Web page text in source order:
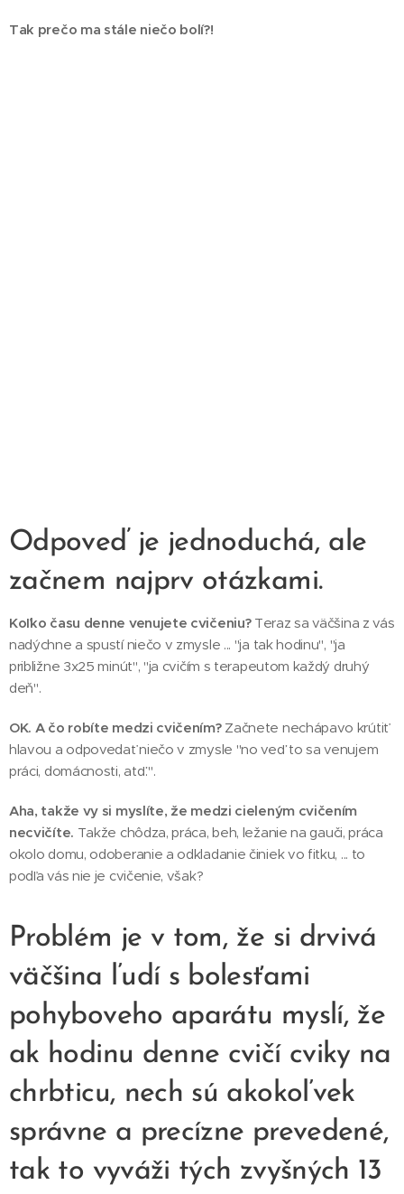
Tak prečo ma stále niečo bolí?!
Odpoveď je jednoduchá, ale
začnem najprv otázkami.
Koľko času denne venujete cvičeniu?Teraz sa väčšina z vás
nadýchne a spustí niečo v zmysle ... "ja tak hodinu", "ja
približne 3x25 minút", "ja cvičím s terapeutom každý druhý
deň".
OK. A čo robíte medzi cvičením?Začnete nechápavo krútiť
hlavou a odpovedať niečo v zmysle "no veď to sa venujem
práci, domácnosti, atď.".
Aha, takže vy si myslíte, že medzi cieleným cvičením
necvičíte. Takže chôdza, práca, beh, ležanie na gauči, práca
okolo domu, odoberanie a odkladanie činiek vo fitku, ... to
podľa vás nie je cvičenie, však?
Problém je v tom, že si drvivá
väčšina ľudí s bolesťami
pohyboveho aparátu myslí, že
ak hodinu denne cvičí cviky na
chrbticu, nech sú akokoľvek
správne a precízne prevedené,
tak to vyváži tých zvyšných 13